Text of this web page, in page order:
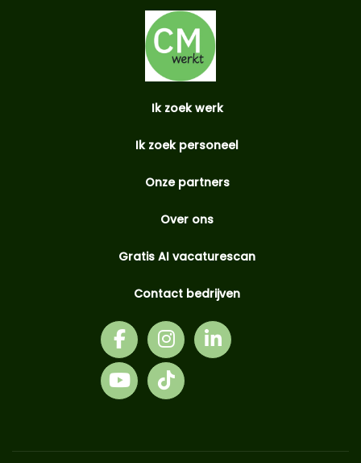
Ik zoek werk
Ik zoek personeel
Onze partners
Over ons
Gratis AI vacaturescan
Contact bedrijven